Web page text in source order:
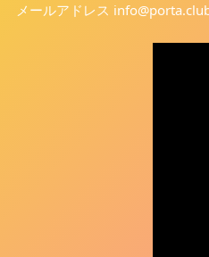
メールアドレス